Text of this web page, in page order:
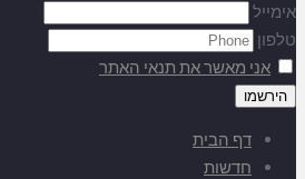
אימייל
טלפון
אני מאשר את תנאי האתר
דף הבית
חדשות